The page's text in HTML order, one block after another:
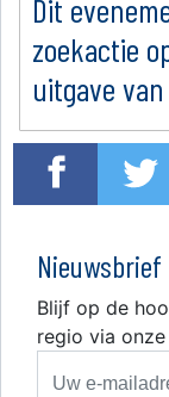
Dit
zoekactie
uitgave
Nieuwsbrief
Blijf op de
regio via